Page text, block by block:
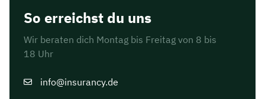
So erreichst du uns
Wir beraten dich Montag bis Freitag von 8 bis
18 Uhr
info@insurancy.de